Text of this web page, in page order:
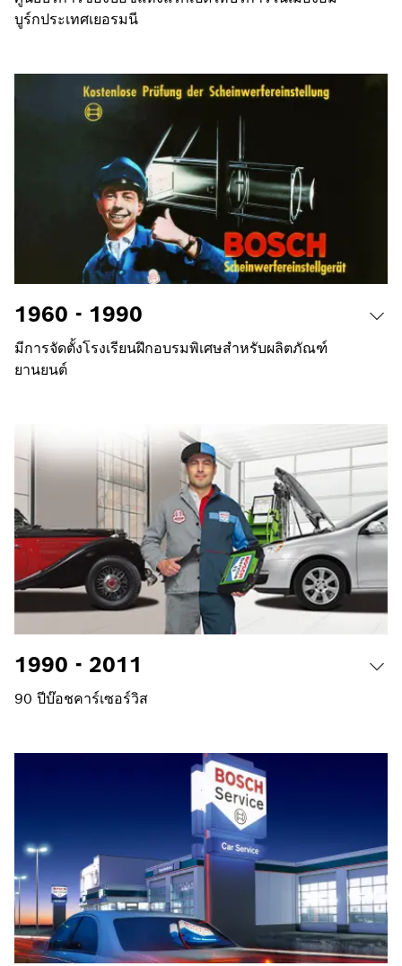
บูร์กประเทศเยอรมนี
1960 - 1990
มีการจัดตั้งโรงเรียนฝึกอบรมพิเศษสำหรับผลิตภัณฑ์
ยานยนต์
1990 - 2011
90 ปีบ๊อชคาร์เซอร์วิส